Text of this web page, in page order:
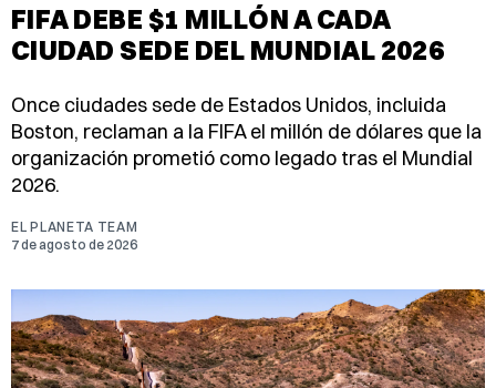
FIFA DEBE $1 MILLÓN A CADA
CIUDAD SEDE DEL MUNDIAL 2026
Once ciudades sede de Estados Unidos, incluida
Boston, reclaman a la FIFA el millón de dólares que la
organización prometió como legado tras el Mundial
2026.
EL PLANETA TEAM
7 de agosto de 2026